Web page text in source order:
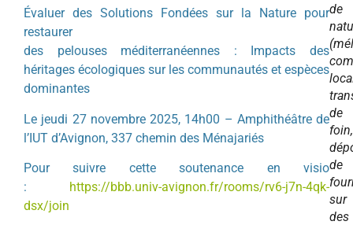
Évaluer des Solutions Fondées sur la Nature pour
restaurer
des pelouses méditerranéennes : Impacts des
héritages écologiques sur les communautés et espèces
dominantes
Le jeudi 27 novembre 2025, 14h00 – Amphithéâtre de
l’IUT d’Avignon, 337 chemin des Ménajariés
Pour suivre cette soutenance en visio
: https://bbb.univ-avignon.fr/rooms/rv6-j7n-4qk-
dsx/join
de
de
foin,
de
sur
des